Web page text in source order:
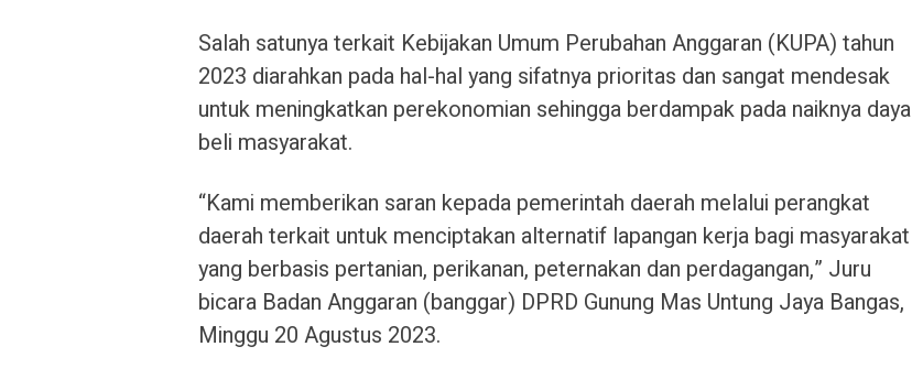
Salah satunya terkait Kebijakan Umum Perubahan Anggaran (KUPA) tahun
2023 diarahkan pada hal-hal yang sifatnya prioritas dan sangat mendesak
untuk meningkatkan perekonomian sehingga berdampak pada naiknya daya
beli masyarakat.
“Kami memberikan saran kepada pemerintah daerah melalui perangkat
daerah terkait untuk menciptakan alternatif lapangan kerja bagi masyarakat
yang berbasis pertanian, perikanan, peternakan dan perdagangan,” Juru
bicara Badan Anggaran (banggar) DPRD Gunung Mas Untung Jaya Bangas,
Minggu 20 Agustus 2023.